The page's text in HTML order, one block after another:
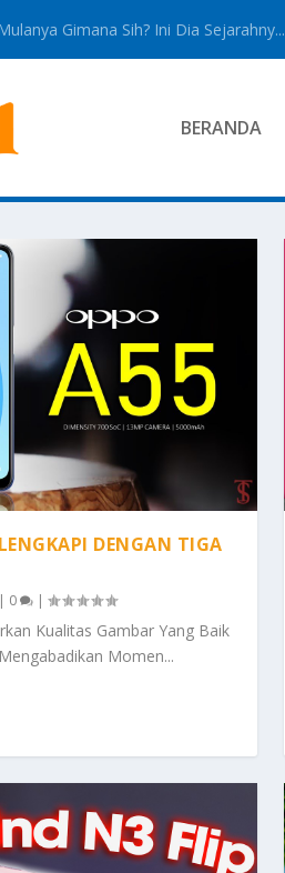
Gimana Sih? Ini Dia Sejarahny...
BERANDA
DENGAN TIGA
| 0 |
Kualitas Gambar Yang Baik
Momen...